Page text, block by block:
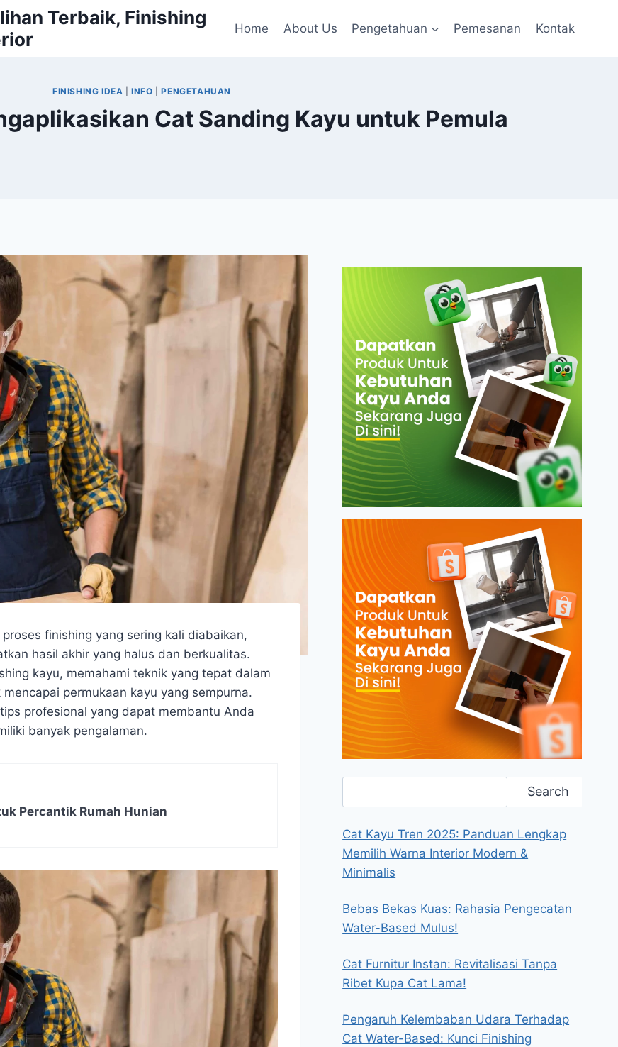
Terbaik, Finishing
Home About Us Pengetahuan Pemesanan Kontak
FINISHING IDEA |INFO |PENGETAHUAN
Cat Sanding Kayu untuk Pemula
finishing yang sering kali diabaikan,
hasil akhir yang halus dan berkualitas.
kayu, memahami teknik yang tepat dalam
permukaan kayu yang sempurna.
profesional yang dapat membantu Anda
banyak pengalaman.
Percantik Rumah Hunian
Search
Cat Kayu Tren 2025: Panduan Lengkap
Memilih Warna Interior Modern &
Minimalis
Bebas Bekas Kuas: Rahasia Pengecatan
Water-Based Mulus!
Cat Furnitur Instan: Revitalisasi Tanpa
Ribet Kupa Cat Lama!
Pengaruh Kelembaban Udara Terhadap
Cat Water-Based: Kunci Finishing